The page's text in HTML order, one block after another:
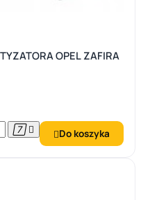
OPEL ZAFIRA
  Do koszyka